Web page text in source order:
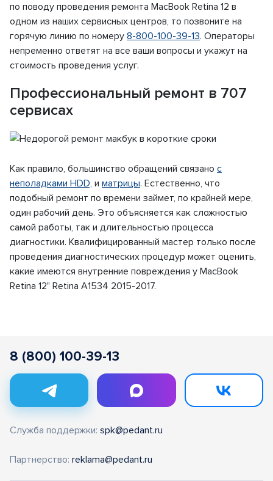
по поводу проведения ремонта MacBook Retina 12 в
одном из наших сервисных центров, то позвоните на
горячую линию по номеру 8-800-100-39-13. Операторы
непременно ответят на все ваши вопросы и укажут на
стоимость проведения услуг.
Профессиональный ремонт в 707
сервисах
Как правило, большинство обращений связано с
неполадками HDD, и матрицы. Естественно, что
подобный ремонт по времени займет, по крайней мере,
один рабочий день. Это объясняется как сложностью
самой работы, так и длительностью процесса
диагностики. Квалифицированный мастер только после
проведения диагностических процедур может оценить,
какие имеются внутренние повреждения у MacBook
Retina 12" Retina A1534 2015-2017.
8 (800) 100-39-13
Служба поддержки: spk@pedant.ru
Партнерство: reklama@pedant.ru